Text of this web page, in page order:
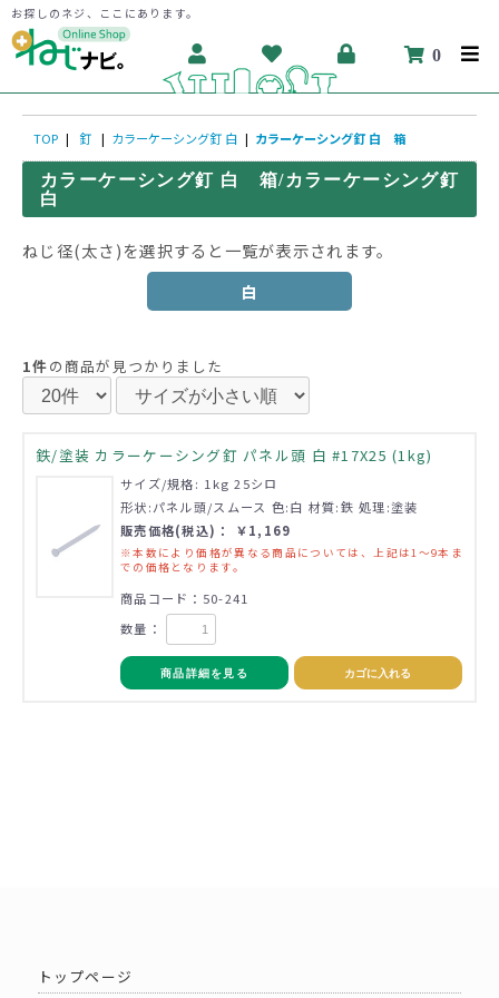
お探しのネジ、ここにあります。
0
TOP | 釘 | カラーケーシング釘 白 | カラーケーシング釘 白 箱
カラーケーシング釘 白 箱/カラーケーシング釘
白
ねじ径(太さ)を選択すると一覧が表示されます。
白
1件の商品が見つかりました
鉄/塗装 カラーケーシング釘 パネル頭 白 #17X25 (1kg)
サイズ/規格: 1kg 25シロ
形状:パネル頭/スムース 色:白 材質:鉄 処理:塗装
販売価格(税込)： ￥1,169
※本数により価格が異なる商品については、上記は1～9本ま
での価格となります。
商品コード：50-241
数量：
商品詳細を見る カゴに入れる
トップページ